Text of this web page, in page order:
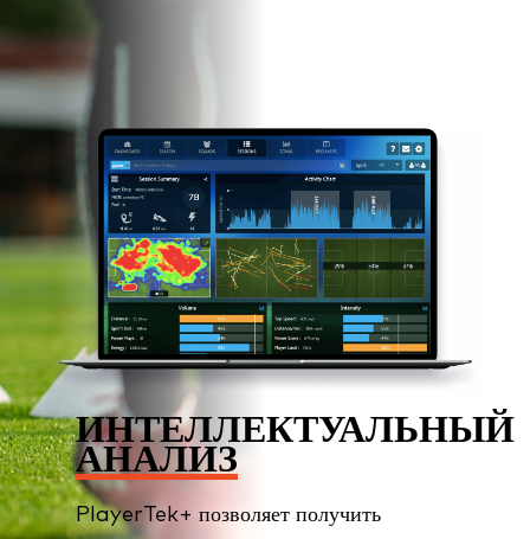
ИНТЕЛЛЕКТУАЛЬНЫЙ
АНАЛИЗ
PlayerTek+ позволяет получить